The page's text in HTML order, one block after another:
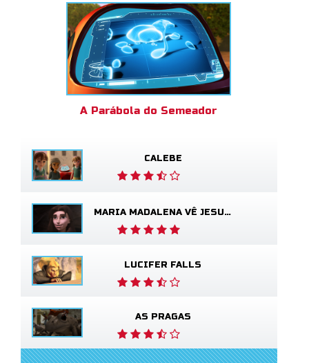
A Parábola do Semeador
CALEBE
MARIA MADALENA VÊ JESUS VIVO
LUCIFER FALLS
AS PRAGAS